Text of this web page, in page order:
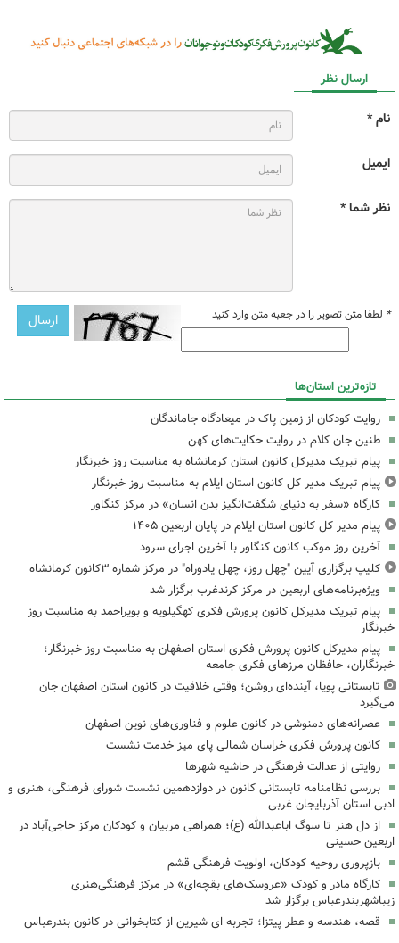
ارسال نظر
نام *
ایمیل
نظر شما *
* لطفا متن تصویر را در جعبه متن وارد کنید
تازه‌ترین استان‌ها
روایت کودکان از زمین پاک در میعادگاه جاماندگان
طنین جان کلام در روایت حکایت‌های کهن
پیام تبریک مدیرکل کانون استان کرمانشاه به مناسبت روز خبرنگار
پیام تبریک مدیر کل کانون استان ایلام به مناسبت روز خبرنگار
کارگاه «سفر به دنیای شگفت‌انگیز بدن انسان» در مرکز کنگاور
پیام مدیر کل کانون استان ایلام در پایان اربعین ۱۴۰۵
آخرین روز موکب کانون کنگاور با آخرین اجرای سرود
کلیپ برگزاری آیین "چهل روز، چهل یادوراه" در مرکز شماره ۳کانون کرمانشاه
ویژه‌برنامه‌های اربعین در مرکز کرندغرب برگزار شد
پیام تبریک مدیرکل کانون پرورش فکری کهگیلویه و بویراحمد به مناسبت روز
خبرنگار
پیام مدیرکل کانون پرورش فکری استان اصفهان به مناسبت روز خبرنگار؛
خبرنگاران، حافظان مرزهای فکری جامعه
تابستانی پویا، آینده‌ای روشن؛ وقتی خلاقیت در کانون استان اصفهان جان
می‌گیرد
عصرانه‌های دمنوشی در کانون علوم و فناوری‌های نوین اصفهان
کانون پرورش فکری خراسان شمالی پای میز خدمت نشست
روایتی از عدالت فرهنگی در حاشیه شهرها
بررسی نظامنامه تابستانی کانون در دوازدهمین نشست شورای فرهنگی، هنری و
ادبی استان آذربایجان غربی
از دل هنر تا سوگ اباعبدالله (ع)؛ همراهی مربیان و کودکان مرکز حاجی‌آباد در
اربعین حسینی
بازپروری روحیه کودکان، اولویت فرهنگی قشم
کارگاه مادر و کودک «عروسک‌های بقچه‌ای» در مرکز فرهنگی‌هنری
زیباشهربندرعباس برگزار شد
قصه، هندسه و عطر پیتزا؛ تجربه ای شیرین از کتابخوانی در کانون بندرعباس